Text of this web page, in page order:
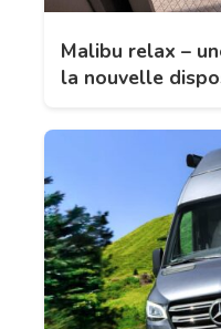
Malibu relax –
la nouvelle